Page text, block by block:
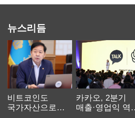
뉴스리듬
비트코인도
국가자산으로…'
카카오, 2분기
매출·영업익 역